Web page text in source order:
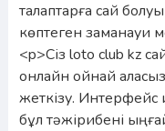
талаптарға сай
көптеген заманауи
<p>Сіз loto club kz
онлайн ойнай
жеткізу. Интерфейс
бұл тәжірибені